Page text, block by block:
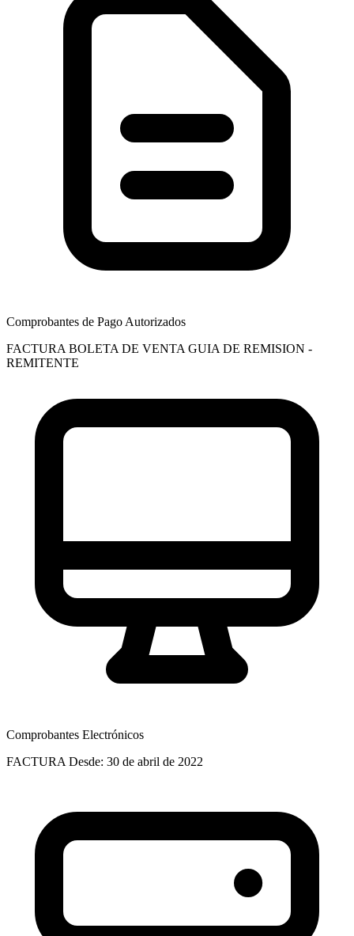
Comprobantes de Pago Autorizados
FACTURA BOLETA DE VENTA GUIA DE REMISION -
REMITENTE
Comprobantes Electrónicos
FACTURA Desde: 30 de abril de 2022